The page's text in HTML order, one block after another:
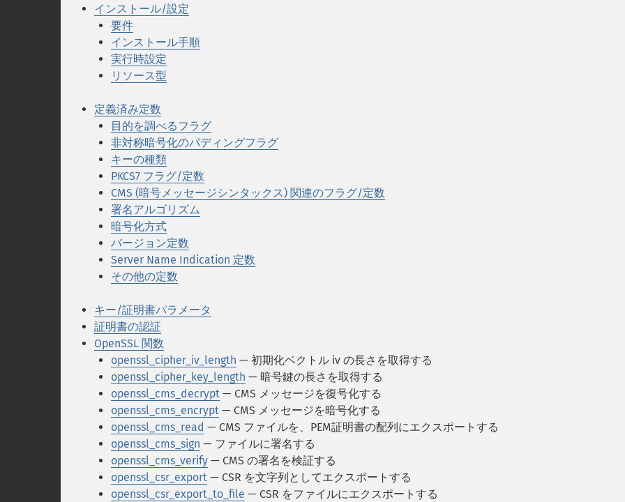
インストール/設定
要件
インストール手順
実行時設定
リソース型
定義済み定数
目的を調べるフラグ
非対称暗号化のパディングフラグ
キーの種類
PKCS7 フラグ/定数
CMS (暗号メッセージシンタックス) 関連のフラグ/定数
署名アルゴリズム
暗号化方式
バージョン定数
Server Name Indication 定数
その他の定数
キー/証明書パラメータ
証明書の認証
OpenSSL 関数
openssl_cipher_iv_length — 初期化ベクトル iv の長さを取得する
openssl_cipher_key_length — 暗号鍵の長さを取得する
openssl_cms_decrypt — CMS メッセージを復号化する
openssl_cms_encrypt — CMS メッセージを暗号化する
openssl_cms_read — CMS ファイルを、PEM証明書の配列にエクスポートする
openssl_cms_sign — ファイルに署名する
openssl_cms_verify — CMS の署名を検証する
openssl_csr_export — CSR を文字列としてエクスポートする
openssl_csr_export_to_file — CSR をファイルにエクスポートする